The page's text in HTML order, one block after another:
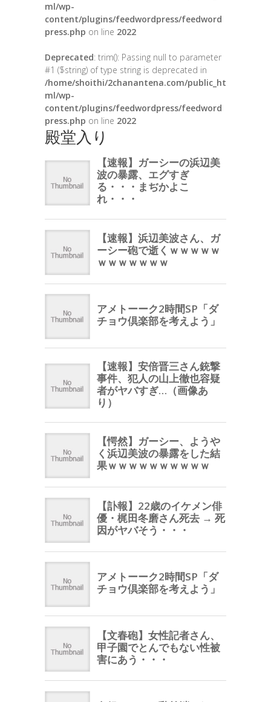
ml/wp-
content/plugins/feedwordpress/feedword
press.php on line 2022
Deprecated: trim(): Passing null to parameter
#1 ($string) of type string is deprecated in
/home/shoithi/2chanantena.com/public_ht
ml/wp-
content/plugins/feedwordpress/feedword
press.php on line 2022
殿堂入り